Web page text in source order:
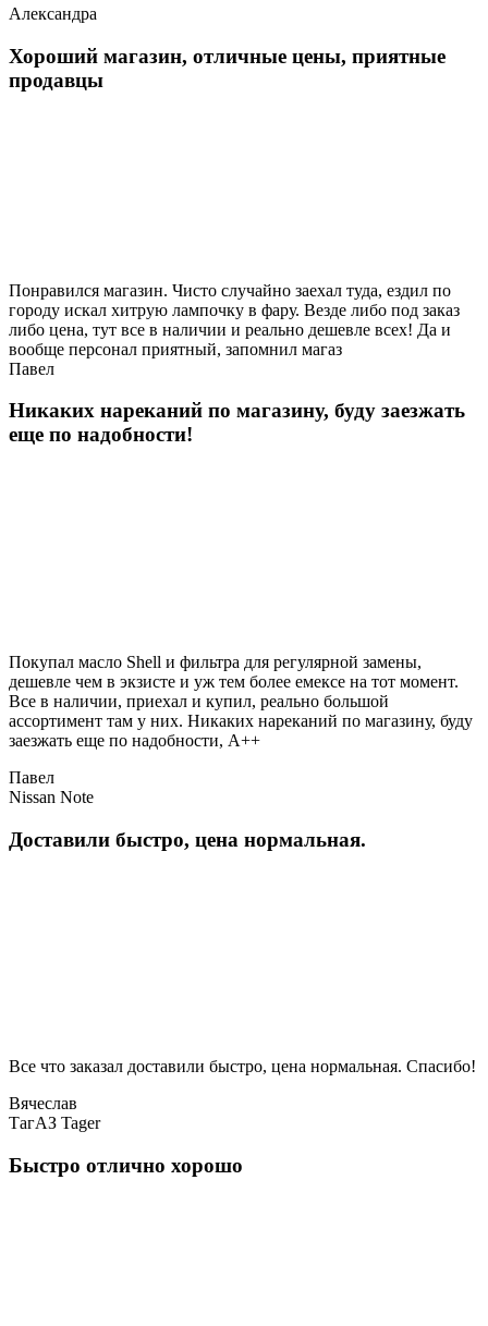
Александра
Хороший магазин, отличные цены, приятные
продавцы
Понравился магазин. Чисто случайно заехал туда, ездил по
городу искал хитрую лампочку в фару. Везде либо под заказ
либо цена, тут все в наличии и реально дешевле всех! Да и
вообще персонал приятный, запомнил магаз
Павел
Никаких нареканий по магазину, буду заезжать
еще по надобности!
Покупал масло Shell и фильтра для регулярной замены,
дешевле чем в экзисте и уж тем более емексе на тот момент.
Все в наличии, приехал и купил, реально большой
ассортимент там у них. Никаких нареканий по магазину, буду
заезжать еще по надобности, A++
Павел
Nissan Note
Доставили быстро, цена нормальная.
Все что заказал доставили быстро, цена нормальная. Спасибо!
Вячеслав
ТагАЗ Tager
Быстро отлично хорошо